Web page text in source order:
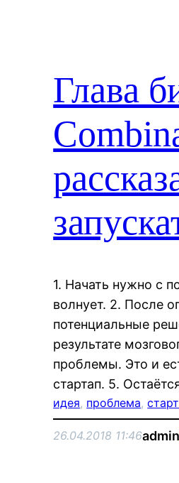
Глава
1. Начать нужно с
волнует. 2. После
потенциальные
результате
проблемы. Это и
стартап. 5.
идея, проблема,
26.04.2018 11:46